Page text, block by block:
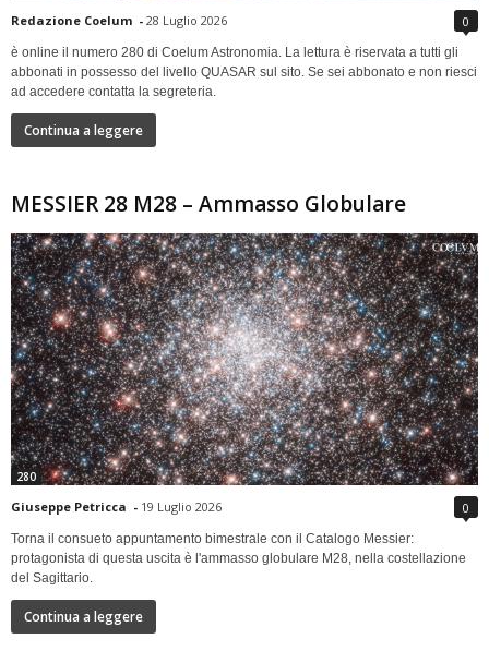
Redazione Coelum - 28 Luglio 2026 0
è online il numero 280 di Coelum Astronomia. La lettura è riservata a tutti gli
abbonati in possesso del livello QUASAR sul sito. Se sei abbonato e non riesci
ad accedere contatta la segreteria.
Continua a leggere
MESSIER 28 M28 – Ammasso Globulare
280
Giuseppe Petricca - 19 Luglio 2026 0
Torna il consueto appuntamento bimestrale con il Catalogo Messier:
protagonista di questa uscita è l'ammasso globulare M28, nella costellazione
del Sagittario.
Continua a leggere